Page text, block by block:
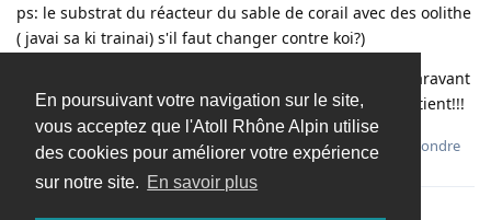
En poursuivant votre navigation sur le site,
vous acceptez que l'Atoll Rhône Alpin utilise
des cookies pour améliorer votre expérience
sur notre site. En savoir plus
ps: le substrat du réacteur du sable de corail avec des oolithe
( javai sa ki trainai) s'il faut changer contre koi?)
en gros je fai vraiment sa sens mettre renseigner auparavant
g récupérer un rac sur une oportuniter et je suis impatient!!!
Répondre